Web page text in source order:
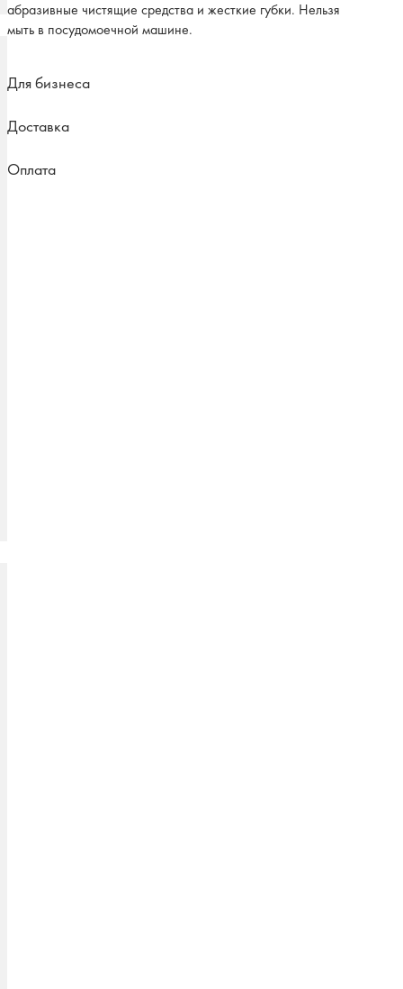
абразивные чистящие средства и жесткие губки. Нельзя
мыть в посудомоечной машине.
Для бизнеса
Доставка
Оплата